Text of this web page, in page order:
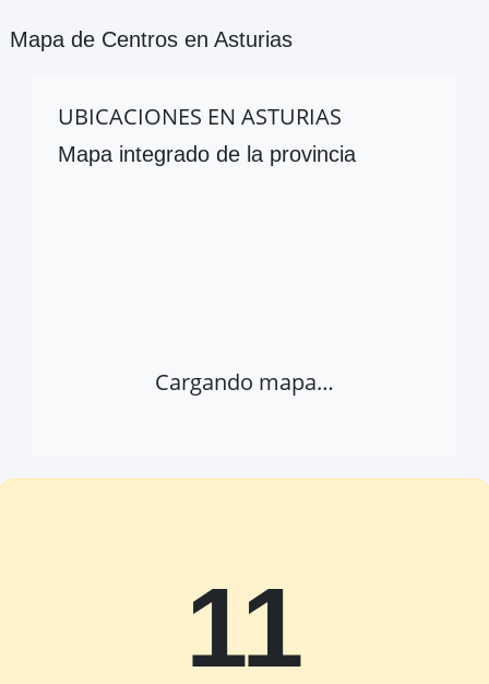
Mapa de Centros en Asturias
UBICACIONES EN ASTURIAS
Mapa integrado de la provincia
Cargando mapa…
11